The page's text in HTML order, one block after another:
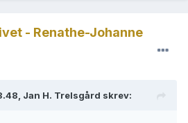
- Renathe-Johanne
Jan H. Trelsgård skrev: